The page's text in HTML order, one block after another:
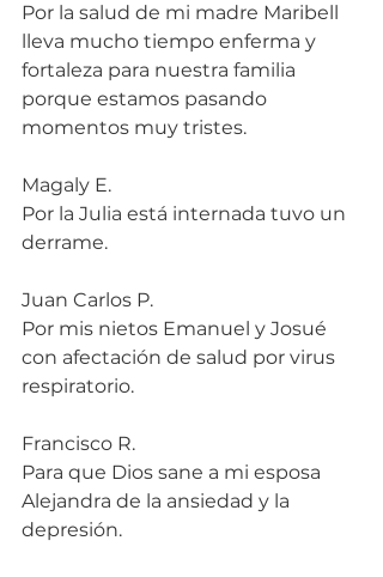
Por la salud de mi madre Maribell
lleva mucho tiempo enferma y
fortaleza para nuestra familia
porque estamos pasando
momentos muy tristes.
Magaly E.
Por la Julia está internada tuvo un
derrame.
Juan Carlos P.
Por mis nietos Emanuel y Josué
con afectación de salud por virus
respiratorio.
Francisco R.
Para que Dios sane a mi esposa
Alejandra de la ansiedad y la
depresión.